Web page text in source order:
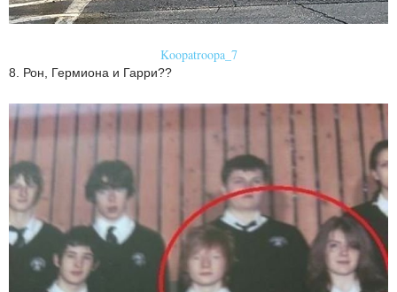
Koopatroopa_7
8. Рон, Гермиона и Гарри??